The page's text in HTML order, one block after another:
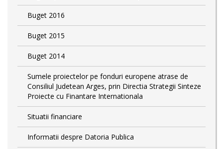
Buget 2016
Buget 2015
Buget 2014
Sumele proiectelor pe fonduri europene atrase de
Consiliul Judetean Arges, prin Directia Strategii Sinteze
Proiecte cu Finantare Internationala
Situatii financiare
Informatii despre Datoria Publica